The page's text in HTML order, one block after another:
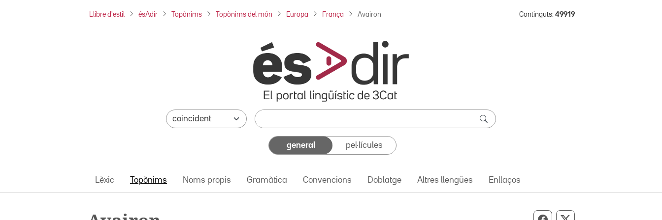
Llibre d'estil ésAdir Topònims Topònims del món Europa França Avairon Continguts: 49919
general pel·lícules
Lèxic Topònims Noms propis Gramàtica Convencions Doblatge Altres llengües Enllaços